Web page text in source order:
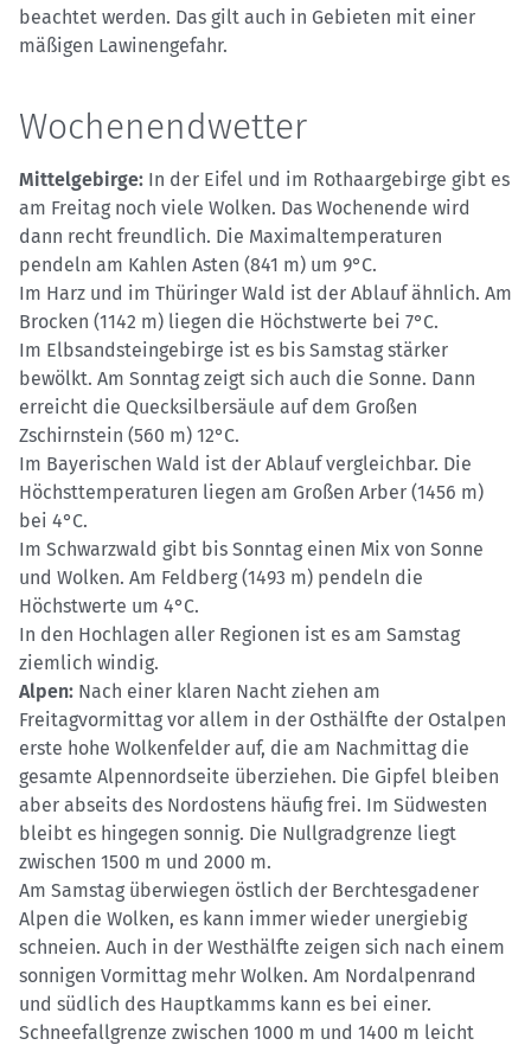
beachtet werden. Das gilt auch in Gebieten mit einer
mäßigen Lawinengefahr.
Wochenendwetter
Mittelgebirge: In der Eifel und im Rothaargebirge gibt es
am Freitag noch viele Wolken. Das Wochenende wird
dann recht freundlich. Die Maximaltemperaturen
pendeln am Kahlen Asten (841 m) um 9°C.
Im Harz und im Thüringer Wald ist der Ablauf ähnlich. Am
Brocken (1142 m) liegen die Höchstwerte bei 7°C.
Im Elbsandsteingebirge ist es bis Samstag stärker
bewölkt. Am Sonntag zeigt sich auch die Sonne. Dann
erreicht die Quecksilbersäule auf dem Großen
Zschirnstein (560 m) 12°C.
Im Bayerischen Wald ist der Ablauf vergleichbar. Die
Höchsttemperaturen liegen am Großen Arber (1456 m)
bei 4°C.
Im Schwarzwald gibt bis Sonntag einen Mix von Sonne
und Wolken. Am Feldberg (1493 m) pendeln die
Höchstwerte um 4°C.
In den Hochlagen aller Regionen ist es am Samstag
ziemlich windig.
Alpen: Nach einer klaren Nacht ziehen am
Freitagvormittag vor allem in der Osthälfte der Ostalpen
erste hohe Wolkenfelder auf, die am Nachmittag die
gesamte Alpennordseite überziehen. Die Gipfel bleiben
aber abseits des Nordostens häufig frei. Im Südwesten
bleibt es hingegen sonnig. Die Nullgradgrenze liegt
zwischen 1500 m und 2000 m.
Am Samstag überwiegen östlich der Berchtesgadener
Alpen die Wolken, es kann immer wieder unergiebig
schneien. Auch in der Westhälfte zeigen sich nach einem
sonnigen Vormittag mehr Wolken. Am Nordalpenrand
und südlich des Hauptkamms kann es bei einer.
Schneefallgrenze zwischen 1000 m und 1400 m leicht